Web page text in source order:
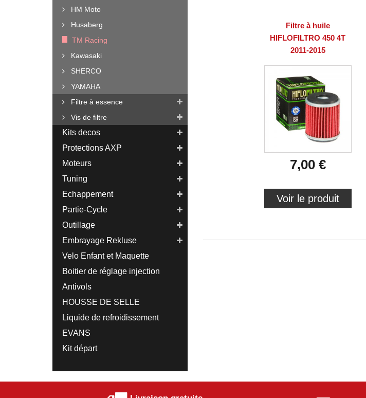
Filtre à huile
HIFLOFILTRO 450 4T
2011-2015
7,00 €
Voir le produit
HM Moto
Husaberg
TM Racing
Kawasaki
SHERCO
YAMAHA
Filtre à essence
Vis de filtre
Kits decos
Protections AXP
Moteurs
Tuning
Echappement
Partie-Cycle
Outillage
Embrayage Rekluse
Velo Enfant et Maquette
Boitier de réglage injection
Antivols
HOUSSE DE SELLE
Liquide de refroidissement
EVANS
Kit départ